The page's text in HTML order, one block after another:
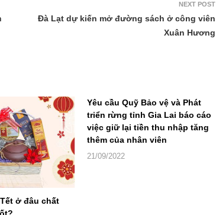
NEXT POST
Đà Lạt dự kiến mở đường sách ở công viên
Xuân Hương
ở đâu chất
Yêu cầu Quỹ Bảo vệ và Phát
triển rừng tỉnh Gia Lai báo cáo
việc giữ lại tiền thu nhập tăng
thêm của nhân viên
21/09/2022